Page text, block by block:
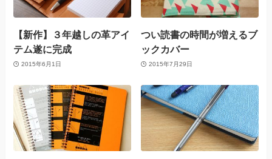
【新作】３年越しの革アイ
テム遂に完成
2015年6月1日
つい読書の時間が増えるブ
ックカバー
2015年7月29日